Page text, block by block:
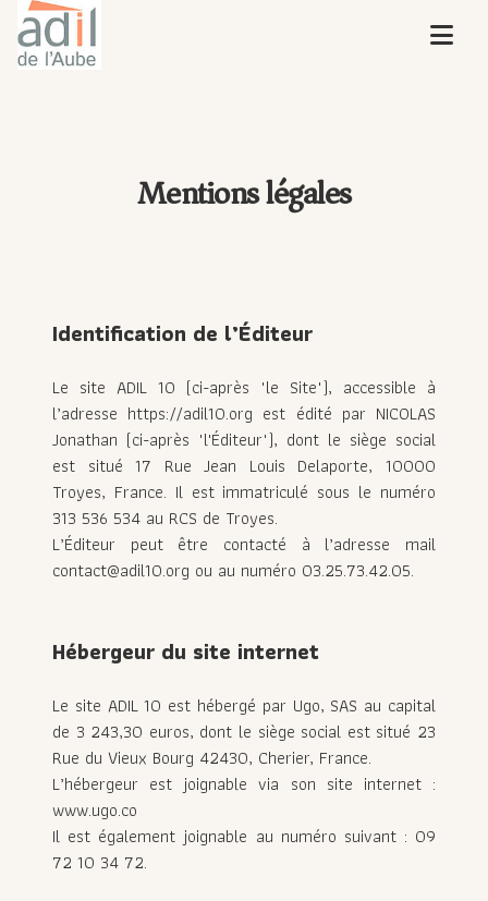
Mentions légales
Identification de l’Éditeur
Le site ADIL 10 (ci-après "le Site"), accessible à
l’adresse https://adil10.org est édité par NICOLAS
Jonathan (ci-après "l'Éditeur"), dont le siège social
est situé 17 Rue Jean Louis Delaporte, 10000
Troyes, France. Il est immatriculé sous le numéro
313 536 534 au RCS de Troyes.
L’Éditeur peut être contacté à l’adresse mail
contact@adil10.org ou au numéro 03.25.73.42.05.
Hébergeur du site internet
Le site ADIL 10 est hébergé par Ugo, SAS au capital
de 3 243,30 euros, dont le siège social est situé 23
Rue du Vieux Bourg 42430, Cherier, France.
L’hébergeur est joignable via son site internet :
www.ugo.co
Il est également joignable au numéro suivant : 09
72 10 34 72.